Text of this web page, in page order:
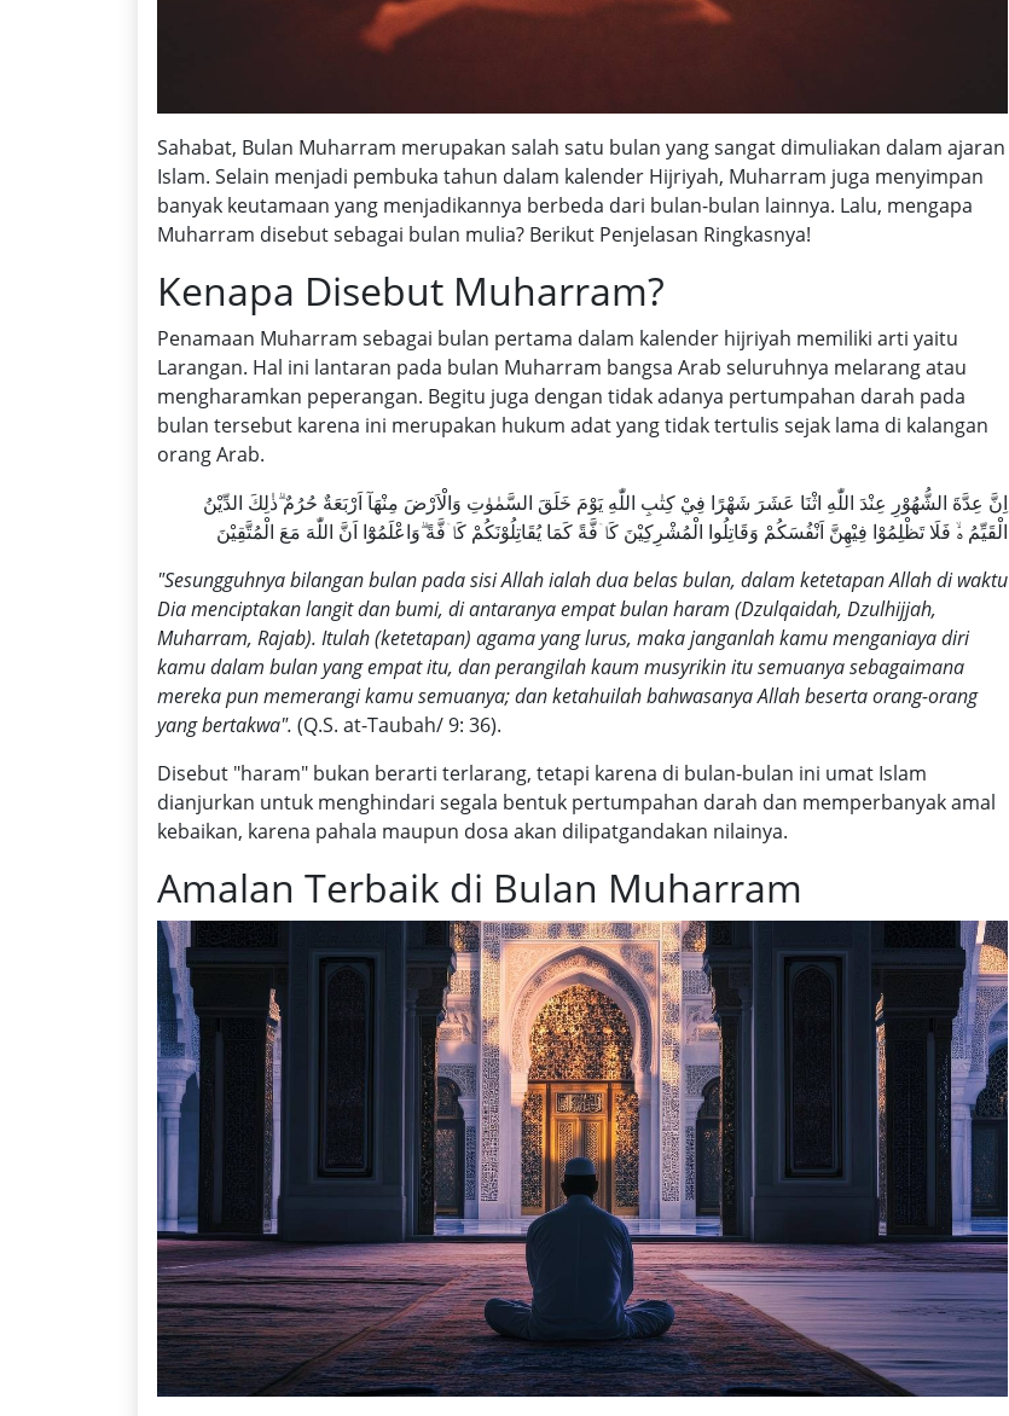
Sahabat, Bulan Muharram merupakan salah satu bulan yang sangat dimuliakan dalam ajaran
Islam. Selain menjadi pembuka tahun dalam kalender Hijriyah, Muharram juga menyimpan
banyak keutamaan yang menjadikannya berbeda dari bulan-bulan lainnya. Lalu, mengapa
Muharram disebut sebagai bulan mulia? Berikut Penjelasan Ringkasnya!
Kenapa Disebut Muharram?
Penamaan Muharram sebagai bulan pertama dalam kalender hijriyah memiliki arti yaitu
Larangan. Hal ini lantaran pada bulan Muharram bangsa Arab seluruhnya melarang atau
mengharamkan peperangan. Begitu juga dengan tidak adanya pertumpahan darah pada
bulan tersebut karena ini merupakan hukum adat yang tidak tertulis sejak lama di kalangan
orang Arab.
الْقَيِّمُ ەۙ فَلَا تَظْلِمُوْا فِيْهِنَّ اَنْفُسَكُمْ وَقَاتِلُوا الْمُشْرِكِيْنَ كَاۤفَّةً كَمَا يُقَاتِلُوْنَكُمْ كَاۤفَّةً ۗوَاعْلَمُوْٓا اَنَّ اللّٰهَ مَعَ الْمُتَّقِيْنَ
"Sesungguhnya bilangan bulan pada sisi Allah ialah dua belas bulan, dalam ketetapan Allah di waktu
Dia menciptakan langit dan bumi, di antaranya empat bulan haram (Dzulqaidah, Dzulhijjah,
Muharram, Rajab). Itulah (ketetapan) agama yang lurus, maka janganlah kamu menganiaya diri
kamu dalam bulan yang empat itu, dan perangilah kaum musyrikin itu semuanya sebagaimana
mereka pun memerangi kamu semuanya; dan ketahuilah bahwasanya Allah beserta orang-orang
yang bertakwa". (Q.S. at-Taubah/ 9: 36).
Disebut "haram" bukan berarti terlarang, tetapi karena di bulan-bulan ini umat Islam
dianjurkan untuk menghindari segala bentuk pertumpahan darah dan memperbanyak amal
kebaikan, karena pahala maupun dosa akan dilipatgandakan nilainya.
Amalan Terbaik di Bulan Muharram